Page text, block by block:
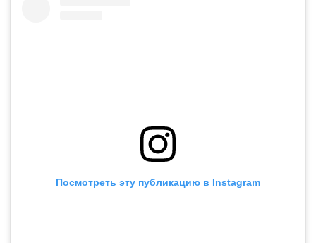
Посмотреть эту публикацию в Instagram